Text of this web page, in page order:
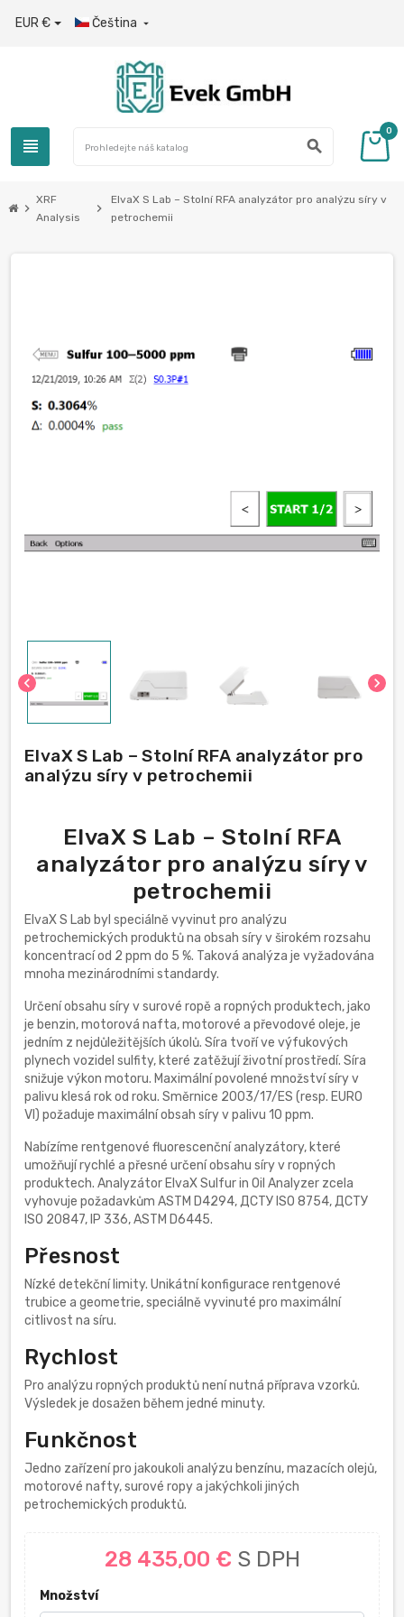
EUR € Čeština 
view_headline search
0
chevron_right
XRF
Analysis
chevron_right
ElvaX S Lab – Stolní RFA analyzátor pro analýzu síry v
petrochemii
chevron_left chevron_right
ElvaX S Lab – Stolní RFA analyzátor pro
analýzu síry v petrochemii
ElvaX S Lab – Stolní RFA
analyzátor pro analýzu síry v
petrochemii
ElvaX S Lab byl speciálně vyvinut pro analýzu
petrochemických produktů na obsah síry v širokém rozsahu
koncentrací od 2 ppm do 5 %. Taková analýza je vyžadována
mnoha mezinárodními standardy.
Určení obsahu síry v surové ropě a ropných produktech, jako
je benzin, motorová nafta, motorové a převodové oleje, je
jedním z nejdůležitějších úkolů. Síra tvoří ve výfukových
plynech vozidel sulfity, které zatěžují životní prostředí. Síra
snižuje výkon motoru. Maximální povolené množství síry v
palivu klesá rok od roku. Směrnice 2003/17/ES (resp. EURO
VI) požaduje maximální obsah síry v palivu 10 ppm.
Nabízíme rentgenové fluorescenční analyzátory, které
umožňují rychlé a přesné určení obsahu síry v ropných
produktech. Analyzátor ElvaX Sulfur in Oil Analyzer zcela
vyhovuje požadavkům ASTM D4294, ДСТУ ISO 8754, ДСТУ
ISO 20847, IP 336, ASTM D6445.
Přesnost
Nízké detekční limity. Unikátní konfigurace rentgenové
trubice a geometrie, speciálně vyvinuté pro maximální
citlivost na síru.
Rychlost
Pro analýzu ropných produktů není nutná příprava vzorků.
Výsledek je dosažen během jedné minuty.
Funkčnost
Jedno zařízení pro jakoukoli analýzu benzínu, mazacích olejů,
motorové nafty, surové ropy a jakýchkoli jiných
petrochemických produktů.
28 435,00 € S DPH
Množství